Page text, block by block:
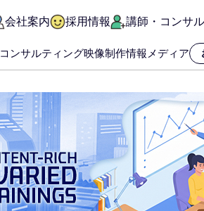
会社案内 採用情報 講師・コンサ
コンサルティング映像制作情報メディア